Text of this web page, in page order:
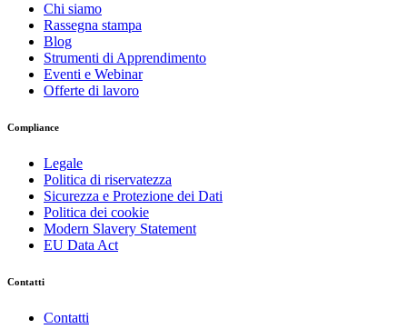
Chi siamo
Rassegna stampa
Blog
Strumenti di Apprendimento
Eventi e Webinar
Offerte di lavoro
Compliance
Legale
Politica di riservatezza
Sicurezza e Protezione dei Dati
Politica dei cookie
Modern Slavery Statement
EU Data Act
Contatti
Contatti